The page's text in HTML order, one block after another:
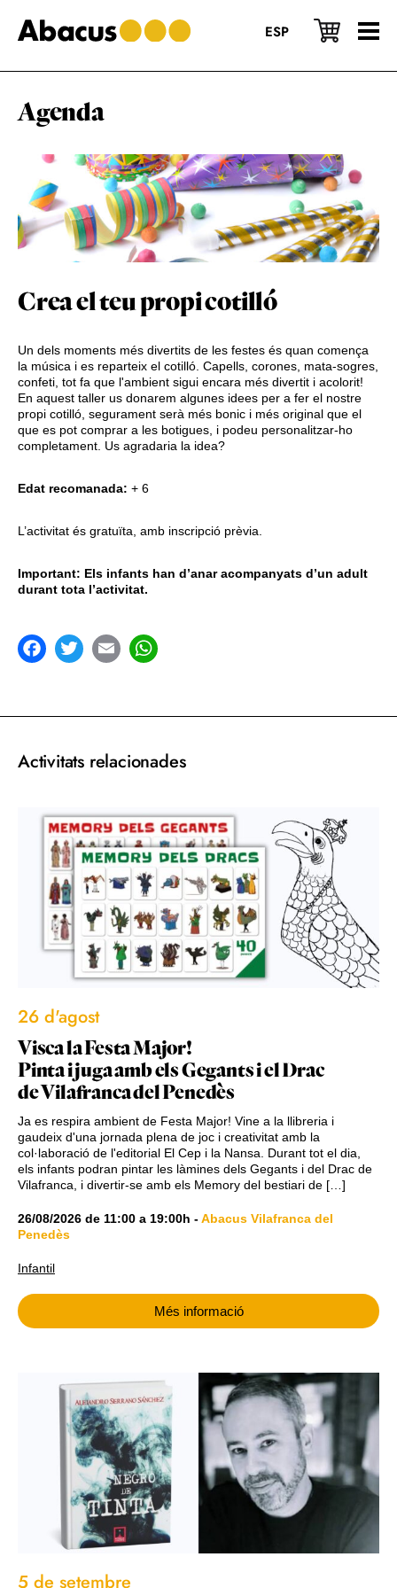
to
main
to
primary
to
footer
ESP
Agenda
Crea el teu propi cotilló
Un dels moments més divertits de les festes és quan comença
la música i es reparteix el cotilló. Capells, corones, mata-sogres,
confeti, tot fa que l'ambient sigui encara més divertit i acolorit!
En aquest taller us donarem algunes idees per a fer el nostre
propi cotilló, segurament serà més bonic i més original que el
que es pot comprar a les botigues, i podeu personalitzar-ho
completament. Us agradaria la idea?
Edat recomanada: + 6
L’activitat és gratuïta, amb inscripció prèvia.
Important: Els infants han d’anar acompanyats d’un adult
durant tota l’activitat.
Activitats relacionades
26 d'agost
Visca la Festa Major!
Pinta i juga amb els Gegants i el Drac
de Vilafranca del Penedès
Ja es respira ambient de Festa Major! Vine a la llibreria i
gaudeix d'una jornada plena de joc i creativitat amb la
col·laboració de l'editorial El Cep i la Nansa. Durant tot el dia,
els infants podran pintar les làmines dels Gegants i del Drac de
Vilafranca, i divertir-se amb els Memory del bestiari de […]
26/08/2026 de 11:00 a 19:00h -Abacus Vilafranca del
Penedès
Infantil
Més informació
5 de setembre